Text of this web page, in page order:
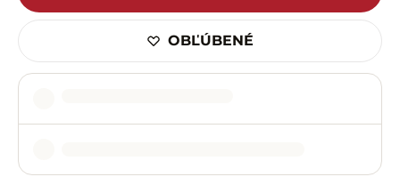
OBĽÚBENÉ